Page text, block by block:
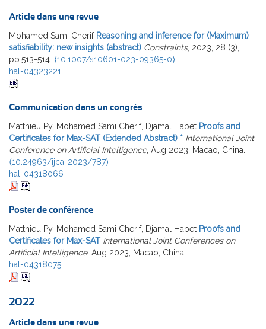
Article dans une revue
Mohamed Sami Cherif Reasoning and inference for (Maximum)
satisfiability: new insights (abstract) Constraints, 2023, 28 (3),
pp.513-514. ⟨10.1007/s10601-023-09365-0⟩
hal-04323221
Communication dans un congrès
Matthieu Py, Mohamed Sami Cherif, Djamal Habet Proofs and
Certificates for Max-SAT (Extended Abstract) * International Joint
Conference on Artificial Intelligence, Aug 2023, Macao, China.
⟨10.24963/ijcai.2023/787⟩
hal-04318066
Poster de conférence
Matthieu Py, Mohamed Sami Cherif, Djamal Habet Proofs and
Certificates for Max-SAT International Joint Conferences on
Artificial Intelligence, Aug 2023, Macao, China
hal-04318075
2022
Article dans une revue